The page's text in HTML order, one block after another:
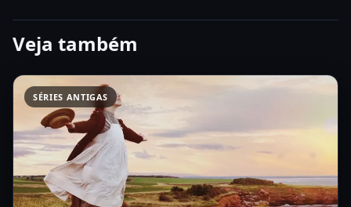
Veja também
SÉRIES ANTIGAS